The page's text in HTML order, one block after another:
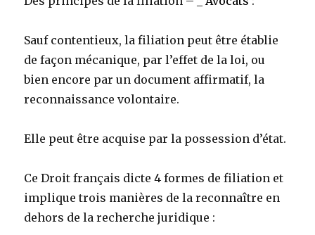
Sauf contentieux, la filiation peut être établie
de façon mécanique, par l’effet de la loi, ou
bien encore par un document affirmatif, la
reconnaissance volontaire.
Elle peut être acquise par la possession d’état.
Ce Droit français dicte 4 formes de filiation et
implique trois manières de la reconnaître en
dehors de la recherche juridique :